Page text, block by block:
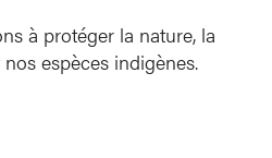
à protéger la nature, la
espèces indigènes.